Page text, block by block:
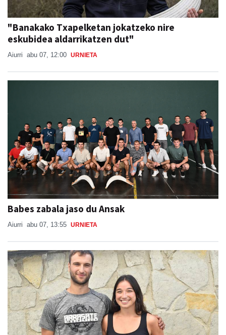
"Banakako Txapelketan jokatzeko nire
eskubidea aldarrikatzen dut"
Aiurri abu 07, 12:00 URNIETA
Babes zabala jaso du Ansak
Aiurri abu 07, 13:55 URNIETA